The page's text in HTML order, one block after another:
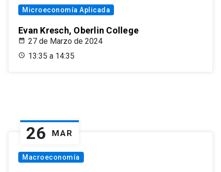
Microeconomía Aplicada
Evan Kresch, Oberlin College
27 de Marzo de 2024
13:35 a 14:35
26 MAR
Macroeconomía